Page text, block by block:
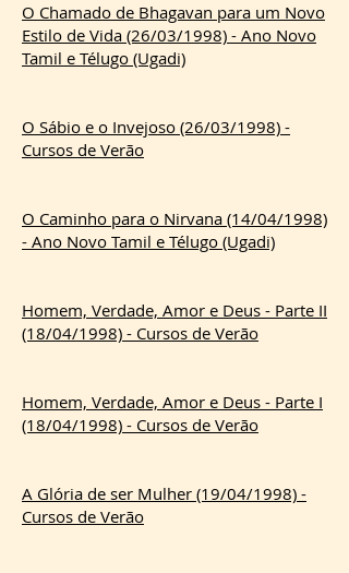
O Chamado de Bhagavan para um Novo
Estilo de Vida (26/03/1998) - Ano Novo
Tamil e Télugo (Ugadi)
O Sábio e o Invejoso (26/03/1998) -
Cursos de Verão
O Caminho para o Nirvana (14/04/1998)
- Ano Novo Tamil e Télugo (Ugadi)
Homem, Verdade, Amor e Deus - Parte II
(18/04/1998) - Cursos de Verão
Homem, Verdade, Amor e Deus - Parte I
(18/04/1998) - Cursos de Verão
A Glória de ser Mulher (19/04/1998) -
Cursos de Verão